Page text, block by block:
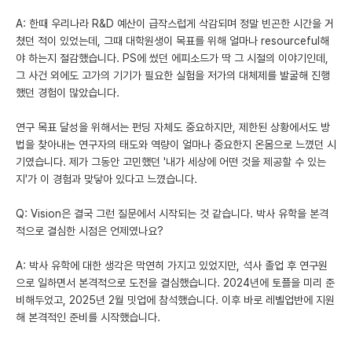
A: 한때 우리나라 R&D 예산이 급작스럽게 삭감되며 정말 빈곤한 시간을 거
쳤던 적이 있었는데, 그때 대학원생이 목표를 위해 얼마나 resourceful해
야 하는지 절감했습니다. PS에 썼던 에피소드가 딱 그 시절의 이야기인데,
그 사건 외에도 고가의 기기가 필요한 실험을 저가의 대체제를 발굴해 진행
했던 경험이 많았습니다.
연구 목표 달성을 위해서는 펀딩 자체도 중요하지만, 제한된 상황에서도 방
법을 찾아내는 연구자의 태도와 역량이 얼마나 중요한지 온몸으로 느꼈던 시
기였습니다. 제가 그동안 고민했던 '내가 세상에 어떤 것을 제공할 수 있는
지'가 이 경험과 맞닿아 있다고 느꼈습니다.
Q: Vision은 결국 그런 질문에서 시작되는 것 같습니다. 박사 유학을 본격
적으로 결심한 시점은 언제였나요?
A: 박사 유학에 대한 생각은 막연히 가지고 있었지만, 석사 졸업 후 연구원
으로 일하면서 본격적으로 도전을 결심했습니다. 2024년에 토플을 미리 준
비해두었고, 2025년 2월 밋업에 참석했습니다. 이후 바로 레벨업반에 지원
해 본격적인 준비를 시작했습니다.